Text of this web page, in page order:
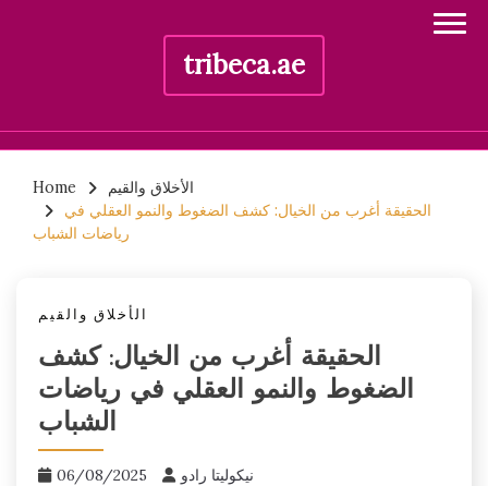
tribeca.ae
content
Home
الأخلاق والقيم
الحقيقة أغرب من الخيال: كشف الضغوط والنمو العقلي في
رياضات الشباب
الأخلاق والقيم
الحقيقة أغرب من الخيال: كشف
الضغوط والنمو العقلي في رياضات
الشباب
06/08/2025 نيكوليتا رادو